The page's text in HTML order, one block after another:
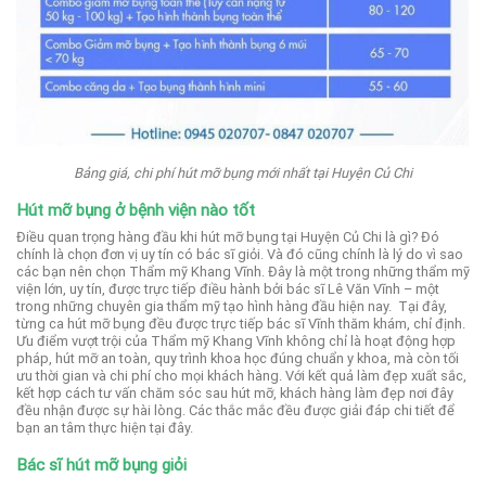
Bảng giá, chi phí hút mỡ bụng mới nhất tại Huyện Củ Chi
Hút mỡ bụng ở bệnh viện nào tốt
Điều quan trọng hàng đầu khi hút mỡ bụng tại Huyện Củ Chi là gì? Đó
chính là chọn đơn vị uy tín có bác sĩ giỏi. Và đó cũng chính là lý do vì sao
các bạn nên chọn Thẩm mỹ Khang Vĩnh. Đây là một trong những thẩm mỹ
viện lớn, uy tín, được trực tiếp điều hành bởi bác sĩ Lê Văn Vĩnh – một
trong những chuyên gia thẩm mỹ tạo hình hàng đầu hiện nay. Tại đây,
từng ca hút mỡ bụng đều được trực tiếp bác sĩ Vĩnh thăm khám, chỉ định.
Ưu điểm vượt trội của Thẩm mỹ Khang Vĩnh không chỉ là hoạt động hợp
pháp, hút mỡ an toàn, quy trình khoa học đúng chuẩn y khoa, mà còn tối
ưu thời gian và chi phí cho mọi khách hàng. Với kết quả làm đẹp xuất sắc,
kết hợp cách tư vấn chăm sóc sau hút mỡ, khách hàng làm đẹp nơi đây
đều nhận được sự hài lòng. Các thắc mắc đều được giải đáp chi tiết để
bạn an tâm thực hiện tại đây.
Bác sĩ hút mỡ bụng giỏi